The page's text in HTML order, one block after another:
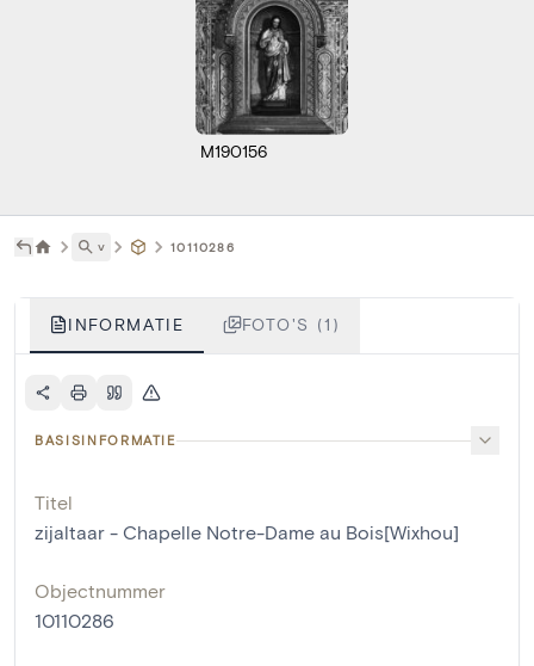
M190156
˅ 10110286
INFORMATIE FOTO'S (1)
BASISINFORMATIE
Titel
zijaltaar - Chapelle Notre-Dame au Bois[Wixhou]
Objectnummer
10110286